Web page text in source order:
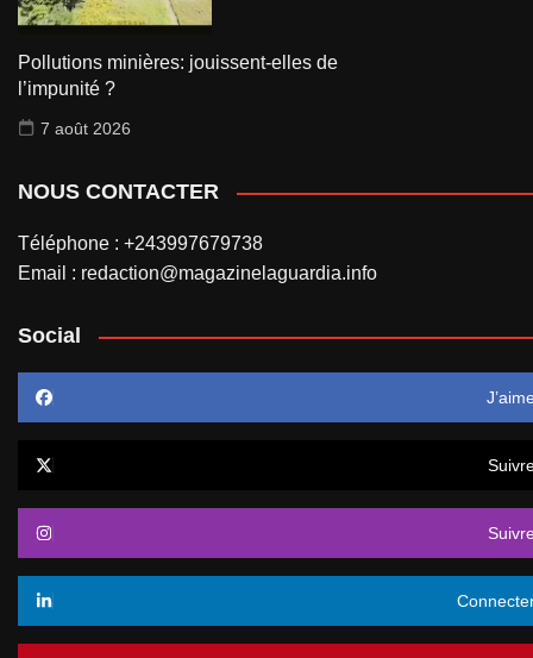
Pollutions minières: jouissent-elles de
l’impunité ?
7 août 2026
NOUS CONTACTER
Téléphone : +243997679738
Email : redaction@magazinelaguardia.info
Social